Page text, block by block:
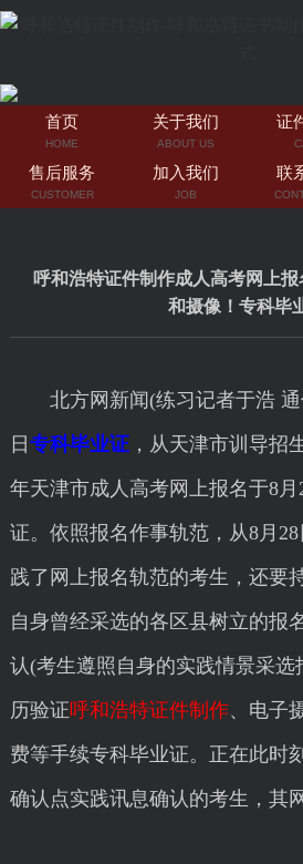
首页
HOME
关于我们
ABOUT US
证
售后服务
CUSTOMER
加入我们
JOB
联
呼和浩特证件制作成人高考网上
和摄像！专科毕
北方网新闻(练习记者于浩 通
日 专科毕业证，从天津市训导招
年天津市成人高考网上报名于8
证。依照报名作事轨范，从8月
践了网上报名轨范的考生，还要
自身曾经采选的各区县树立的报
认(考生遵照自身的实践情景采选
历验证呼和浩特证件制作、电子
费等手续专科毕业证。正在此时
确认点实践讯息确认的考生，其